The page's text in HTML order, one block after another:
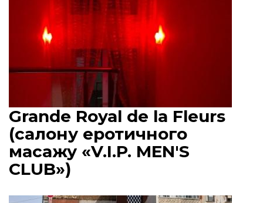
Grande Royal de la Fleurs
(салону еротичного
масажу «V.I.P. MEN'S
CLUB»)